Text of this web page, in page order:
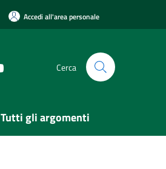
Accedi all'area personale
Cerca
Tutti gli argomenti